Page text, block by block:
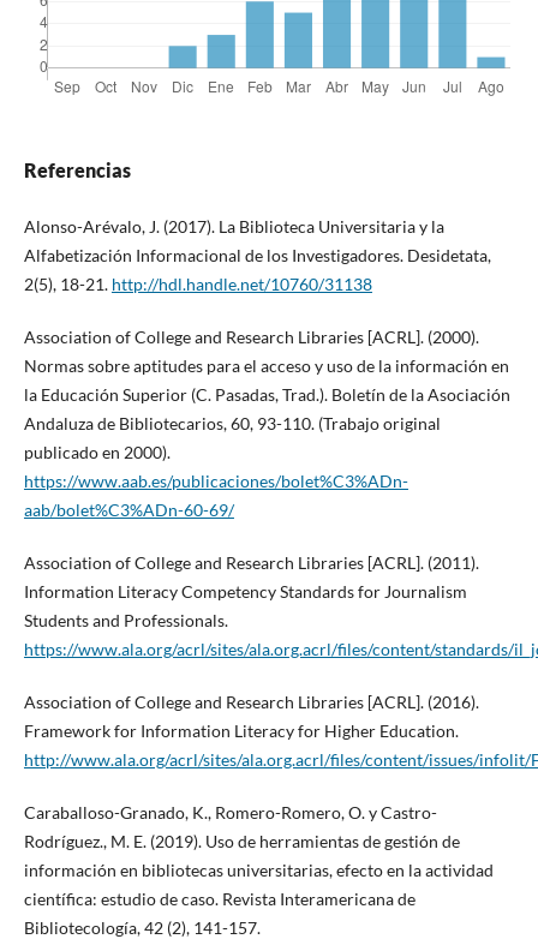
Referencias
Alonso-Arévalo, J. (2017). La Biblioteca Universitaria y la
Alfabetización Informacional de los Investigadores. Desidetata,
2(5), 18-21. http://hdl.handle.net/10760/31138
Association of College and Research Libraries [ACRL]. (2000).
Normas sobre aptitudes para el acceso y uso de la información en
la Educación Superior (C. Pasadas, Trad.). Boletín de la Asociación
Andaluza de Bibliotecarios, 60, 93-110. (Trabajo original
publicado en 2000).
https://www.aab.es/publicaciones/bolet%C3%ADn-
aab/bolet%C3%ADn-60-69/
Association of College and Research Libraries [ACRL]. (2011).
Information Literacy Competency Standards for Journalism
Students and Professionals.
https://www.ala.org/acrl/sites/ala.org.acrl/files/content/standards/
Association of College and Research Libraries [ACRL]. (2016).
Framework for Information Literacy for Higher Education.
http://www.ala.org/acrl/sites/ala.org.acrl/files/content/issues/infolit/
Caraballoso-Granado, K., Romero-Romero, O. y Castro-
Rodríguez., M. E. (2019). Uso de herramientas de gestión de
información en bibliotecas universitarias, efecto en la actividad
científica: estudio de caso. Revista Interamericana de
Bibliotecología, 42 (2), 141-157.